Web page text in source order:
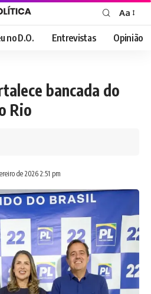
Font
Resizer
Aa
no D.O. Entrevistas Opinião
bancada do
Rio
de 2026 2:51 pm